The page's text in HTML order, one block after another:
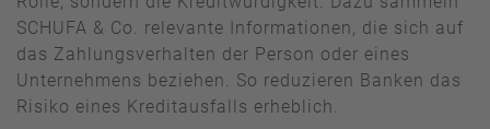
SCHUFA & Co. relevante Informationen, die sich auf
das Zahlungsverhalten der Person oder eines
Unternehmens beziehen. So reduzieren Banken das
Risiko eines Kreditausfalls erheblich.